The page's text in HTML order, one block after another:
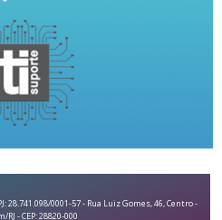
28.741.098/0001-57 - Rua Luiz Gomes, 46, Centro -
RJ - CEP: 28820-000